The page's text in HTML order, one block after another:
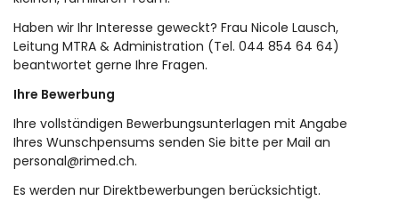
Haben wir Ihr Interesse geweckt? Frau Nicole Lausch,
Leitung MTRA & Administration (Tel. 044 854 64 64)
beantwortet gerne Ihre Fragen.
Ihre Bewerbung
Ihre vollständigen Bewerbungsunterlagen mit Angabe
Ihres Wunschpensums senden Sie bitte per Mail an
personal@rimed.ch.
Es werden nur Direktbewerbungen berücksichtigt.